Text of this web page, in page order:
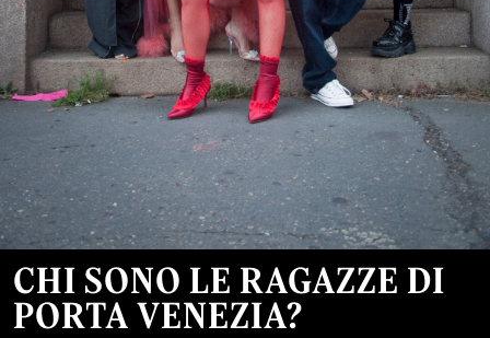
CHI SONO LE RAGAZZE DI
PORTA VENEZIA?